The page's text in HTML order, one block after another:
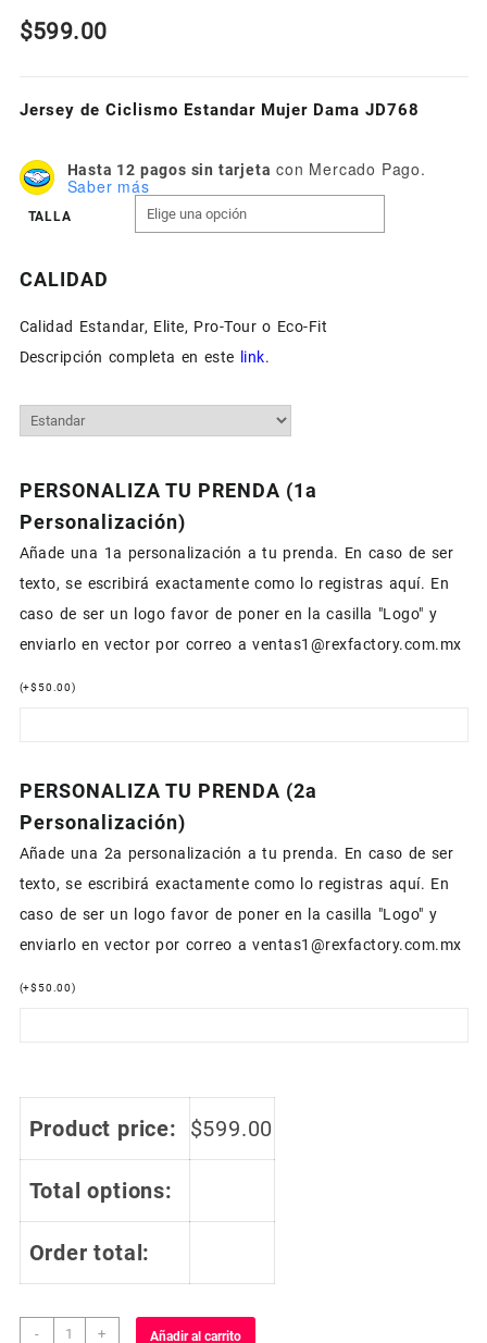
$599.00
Jersey de Ciclismo Estandar Mujer Dama JD768
Hasta 12 pagos sin tarjeta con Mercado Pago.
Saber más
TALLA
CALIDAD
Calidad Estandar, Elite, Pro-Tour o Eco-Fit
Descripción completa en este
link.
PERSONALIZA TU PRENDA (1a
Personalización)
Añade una 1a personalización a tu prenda. En caso de ser
texto, se escribirá exactamente como lo registras aquí. En
caso de ser un logo favor de poner en la casilla "Logo" y
enviarlo en vector por correo a ventas1@rexfactory.com.mx
(+$50.00 )
PERSONALIZA TU PRENDA (2a
Personalización)
Añade una 2a personalización a tu prenda. En caso de ser
texto, se escribirá exactamente como lo registras aquí. En
caso de ser un logo favor de poner en la casilla "Logo" y
enviarlo en vector por correo a ventas1@rexfactory.com.mx
(+$50.00 )
Product price: $599.00
Total options:
Order total:
- Jersey + Añadir al carrito